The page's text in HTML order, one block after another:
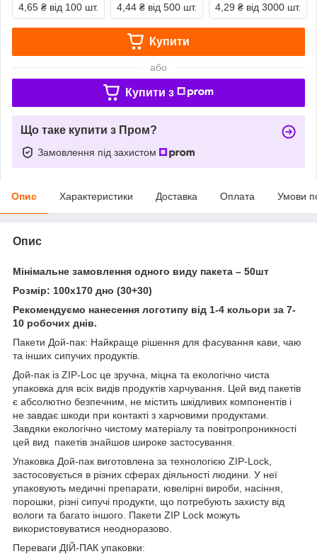
4,65 ₴ від 100 шт. 4,44 ₴ від 500 шт. 4,29 ₴ від 3000 шт.
Купити
або
Купити з
Що таке купити з Пром?
Замовлення під захистом
Опис Характеристики Доставка Оплата Умови
Опис
Мінімальне замовлення одного виду пакета – 50шт
Розмір: 100х170 дно (30+30)
Рекомендуємо нанесення логотипу від 1-4 кольори за 7-
10 робочих днів.
Пакети Дой-пак: Найкраще рішення для фасування кави, чаю
та інших сипучих продуктів.
Дой-пак із ZIP-Loc це зручна, міцна та екологічно чиста
упаковка для всіх видів продуктів харчування. Цей вид пакетів
є абсолютно безпечним, не містить шкідливих компонентів і
не завдає шкоди при контакті з харчовими продуктами.
Завдяки екологічно чистому матеріалу та повітропроникності
цей вид пакетів знайшов широке застосування.
Упаковка Дой-пак виготовлена ​​за технологією ZIP-Lock,
застосовується в різних сферах діяльності людини. У неї
упаковують медичні препарати, ювелірні вироби, насіння,
порошки, різні сипучі продукти, що потребують захисту від
вологи та багато іншого. Пакети ZIP Lock можуть
використовуватися неодноразово.
Переваги ДІЙ-ПАК упаковки: